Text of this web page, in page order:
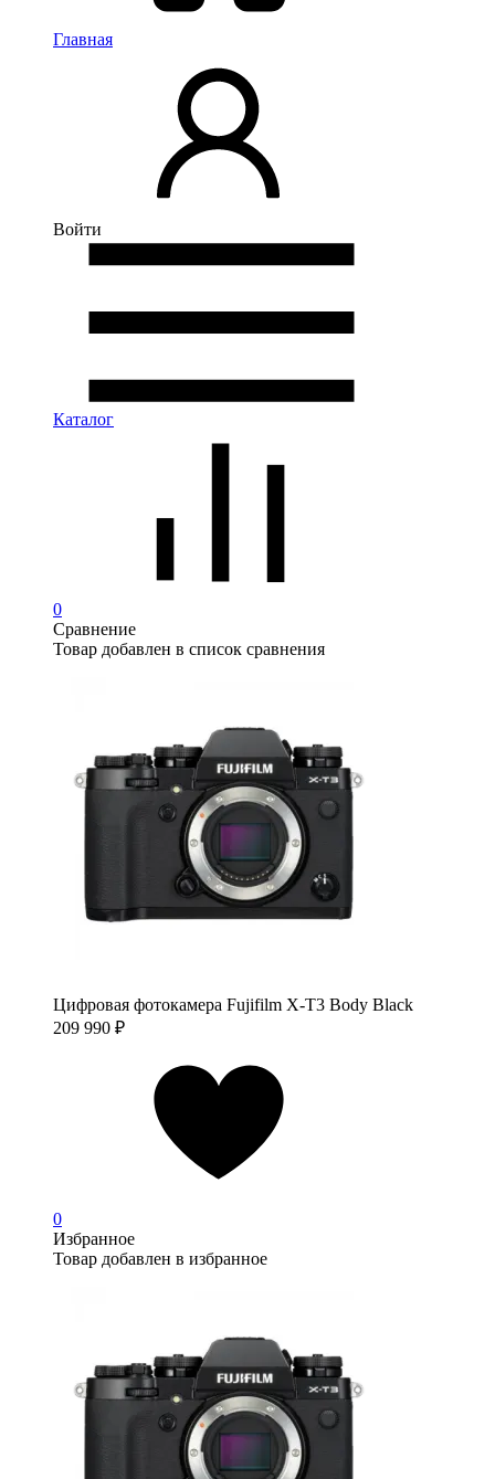
Главная
Войти
Каталог
0
Сравнение
Товар добавлен в список сравнения
Цифровая фотокамера Fujifilm X-T3 Body Black
209 990 ₽
0
Избранное
Товар добавлен в избранное